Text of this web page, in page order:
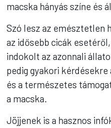
macska hányás színe és
Szó lesz az emésztetlen
az idősebb cicák
indokolt az azonnali
pedig gyakori
és a természetes
a macska.
Jöjjenek is a hasznos